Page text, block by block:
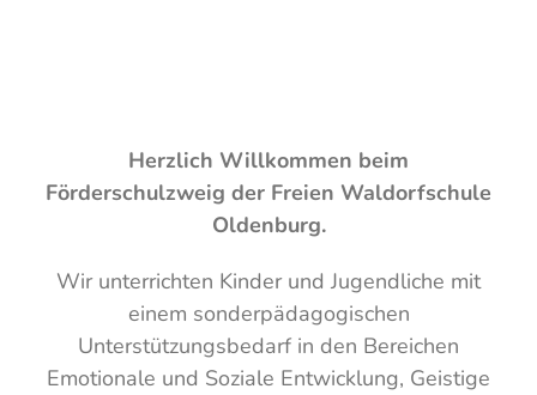
Herzlich Willkommen beim
Förderschulzweig der Freien Waldorfschule
Oldenburg.
Wir unterrichten Kinder und Jugendliche mit
einem sonderpädagogischen
Unterstützungsbedarf in den Bereichen
Emotionale und Soziale Entwicklung, Geistige